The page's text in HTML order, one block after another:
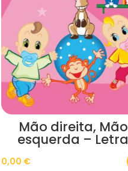
Mão direita, Mão
esquerda – Letra
0,00 €